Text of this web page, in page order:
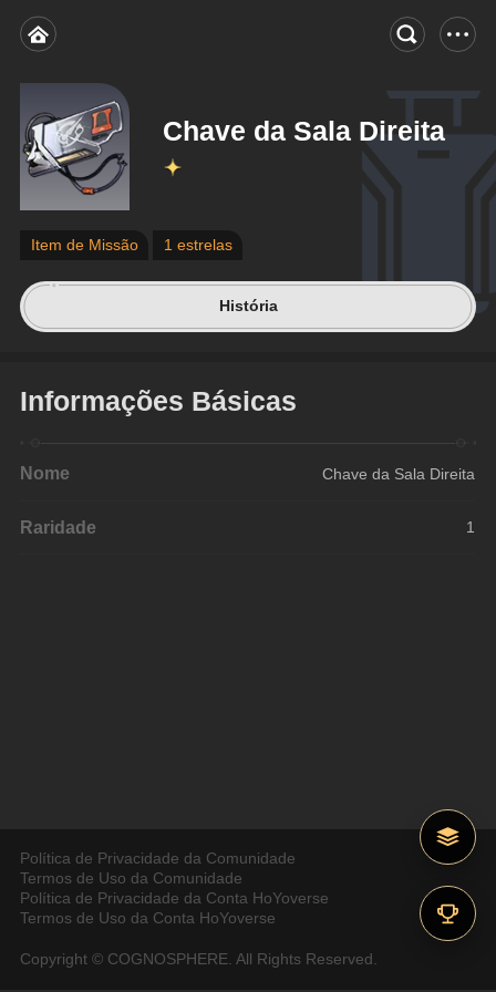
Chave da Sala Direita
Item de Missão 1 estrelas
História
Informações Básicas
Nome Chave da Sala Direita
Raridade 1
Política de Privacidade da Comunidade
Termos de Uso da Comunidade
Política de Privacidade da Conta HoYoverse
Termos de Uso da Conta HoYoverse
Copyright © COGNOSPHERE. All Rights Reserved.